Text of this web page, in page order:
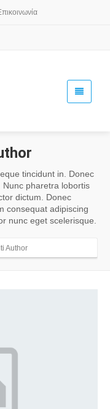
tincidunt in. Donec
pharetra lobortis
dictum. Donec
consequat adipiscing
nunc eget scelerisque.
Author